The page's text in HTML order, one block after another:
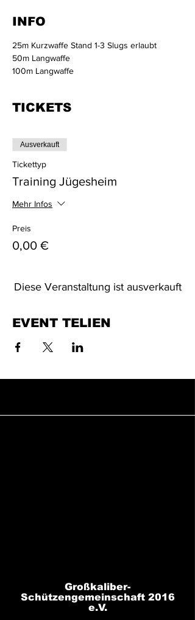
INFO
25m Kurzwaffe Stand 1-3 Slugs erlaubt
50m Langwaffe
100m Langwaffe
TICKETS
Ausverkauft
Tickettyp
Training Jügesheim
Mehr Infos
Preis
0,00 €
Diese Veranstaltung ist ausverkauft
EVENT TELIEN
Großkaliber-
Schützengemeinschaft 2016
e.V.